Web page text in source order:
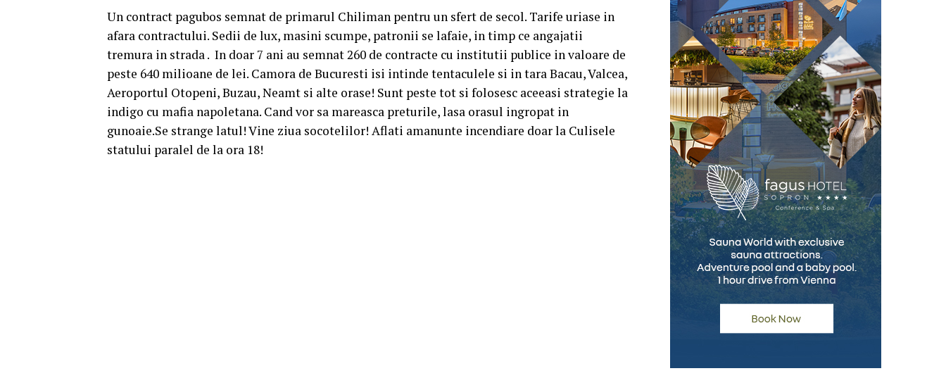
Un contract pagubos semnat de primarul Chiliman pentru un sfert de secol. Tarife uriase in
afara contractului. Sedii de lux, masini scumpe, patronii se lafaie, in timp ce angajatii
tremura in strada . In doar 7 ani au semnat 260 de contracte cu institutii publice in valoare de
peste 640 milioane de lei. Camora de Bucuresti isi intinde tentaculele si in tara Bacau, Valcea,
Aeroportul Otopeni, Buzau, Neamt si alte orase! Sunt peste tot si folosesc aceeasi strategie la
indigo cu mafia napoletana. Cand vor sa mareasca preturile, lasa orasul ingropat in
gunoaie.Se strange latul! Vine ziua socotelilor! Aflati amanunte incendiare doar la Culisele
statului paralel de la ora 18!